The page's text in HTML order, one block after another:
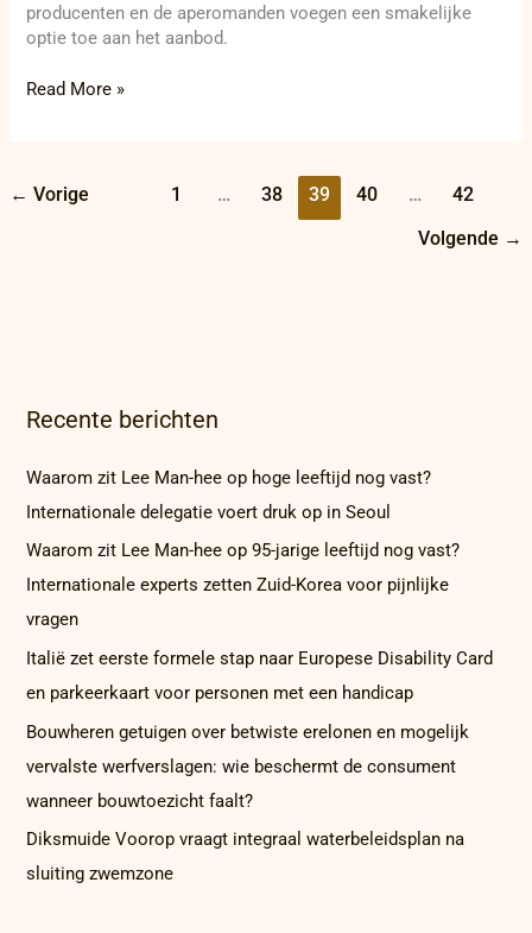
producenten en de aperomanden voegen een smakelijke
optie toe aan het aanbod.
Read More »
← Vorige 1 … 38 39 40 … 42
Volgende →
Recente berichten
Waarom zit Lee Man-hee op hoge leeftijd nog vast?
Internationale delegatie voert druk op in Seoul
Waarom zit Lee Man-hee op 95-jarige leeftijd nog vast?
Internationale experts zetten Zuid-Korea voor pijnlijke
vragen
Italië zet eerste formele stap naar Europese Disability Card
en parkeerkaart voor personen met een handicap
Bouwheren getuigen over betwiste erelonen en mogelijk
vervalste werfverslagen: wie beschermt de consument
wanneer bouwtoezicht faalt?
Diksmuide Voorop vraagt integraal waterbeleidsplan na
sluiting zwemzone